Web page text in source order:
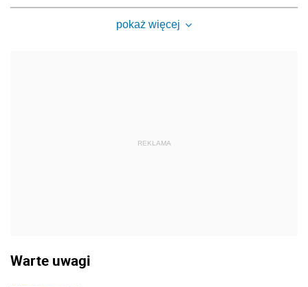
pokaż więcej
REKLAMA
Warte uwagi